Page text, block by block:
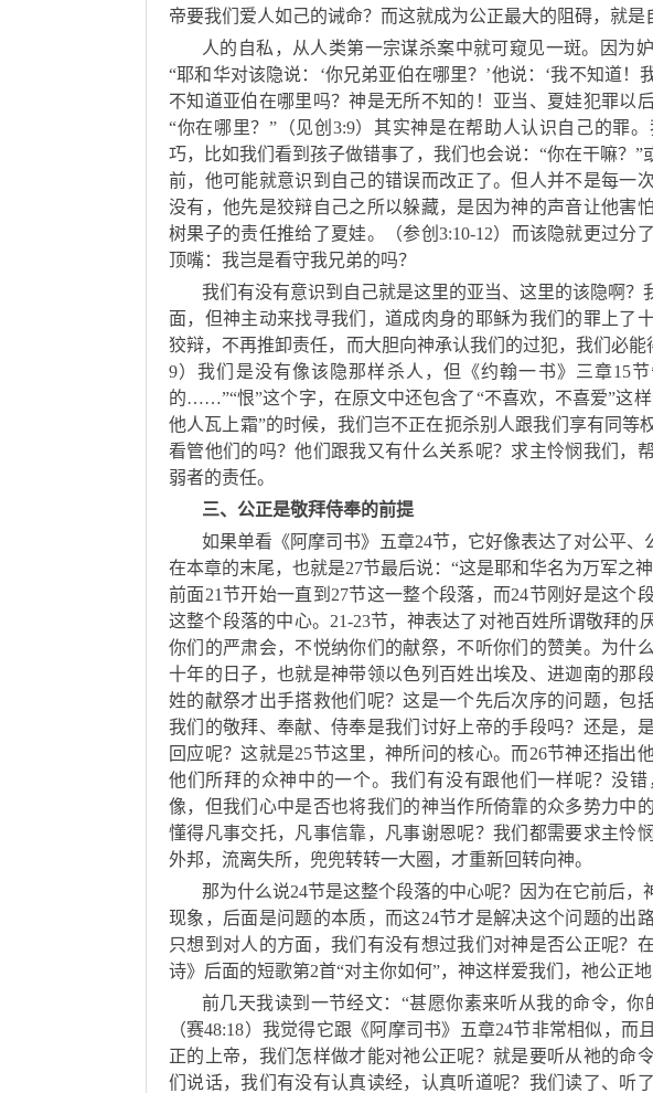
帝要我们爱人如己的诫命？而这就成为公正最大的阻碍，就是
人的自私，从人类第一宗谋杀案中就可窥见一斑。因为
“耶和华对该隐说：‘你兄弟亚伯在哪里？’他说：‘我不知道！
不知道亚伯在哪里吗？神是无所不知的！亚当、夏娃犯罪以
“你在哪里？”（见创3:9）其实神是在帮助人认识自己的罪
巧，比如我们看到孩子做错事了，我们也会说：“你在干嘛？
前，他可能就意识到自己的错误而改正了。但人并不是每一
没有，他先是狡辩自己之所以躲藏，是因为神的声音让他害
树果子的责任推给了夏娃。（参创3:10-12）而该隐就更过分
顶嘴：我岂是看守我兄弟的吗？
我们有没有意识到自己就是这里的亚当、这里的该隐啊
面，但神主动来找寻我们，道成肉身的耶稣为我们的罪上了
狡辩，不再推卸责任，而大胆向神承认我们的过犯，我们必
9）我们是没有像该隐那样杀人，但《约翰一书》三章15
的……”“恨”这个字，在原文中还包含了“不喜欢，不喜爱”这
他人瓦上霜”的时候，我们岂不正在扼杀别人跟我们享有同等
看管他们的吗？他们跟我又有什么关系呢？求主怜悯我们，
弱者的责任。
三、公正是敬拜侍奉的前提
如果单看《阿摩司书》五章24节，它好像表达了对公平、
在本章的末尾，也就是27节最后说：“这是耶和华名为万军之
前面21节开始一直到27节这一整个段落，而24节刚好是这个
这整个段落的中心。21-23节，神表达了对祂百姓所谓敬拜的
你们的严肃会，不悦纳你们的献祭，不听你们的赞美。为什
十年的日子，也就是神带领以色列百姓出埃及、进迦南的那
姓的献祭才出手搭救他们呢？这是一个先后次序的问题，包
我们的敬拜、奉献、侍奉是我们讨好上帝的手段吗？还是，
回应呢？这就是25节这里，神所问的核心。而26节神还指出
他们所拜的众神中的一个。我们有没有跟他们一样呢？没
像，但我们心中是否也将我们的神当作所倚靠的众多势力中
懂得凡事交托，凡事信靠，凡事谢恩呢？我们都需要求主怜
外邦，流离失所，兜兜转转一大圈，才重新回转向神。
那为什么说24节是这整个段落的中心呢？因为在它前后
现象，后面是问题的本质，而这24节才是解决这个问题的出
只想到对人的方面，我们有没有想过我们对神是否公正呢？
诗》后面的短歌第2首“对主你如何”，神这样爱我们，祂公正
前几天我读到一节经文：“甚愿你素来听从我的命令，
（赛48:18）我觉得它跟《阿摩司书》五章24节非常相似，
正的上帝，我们怎样做才能对祂公正呢？就是要听从祂的命
们说话，我们有没有认真读经，认真听道呢？我们读了、听